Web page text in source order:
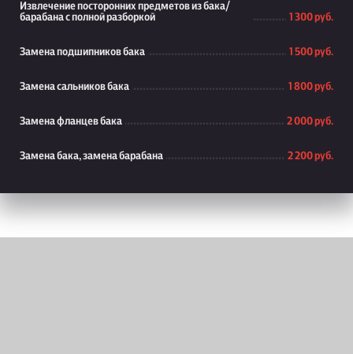
Извлечение посторонних предметов из бака/
барабана с полной разборкой
1 300 руб.
Замена подшипников бака 1 500 руб.
Замена сальников бака 1 800 руб.
Замена фланцев бака 2 000 руб.
Замена бака, замена барабана 2 200 руб.